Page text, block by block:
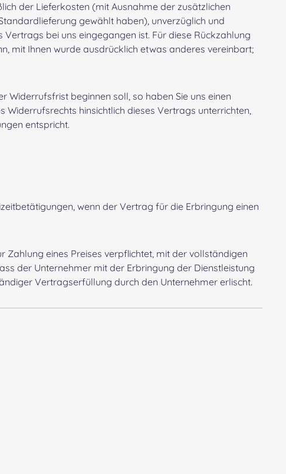
der Lieferkosten (mit Ausnahme der zusätzlichen
gewählt haben), unverzüglich und
bei uns eingegangen ist. Für diese Rückzahlung
mit Ihnen wurde ausdrücklich etwas anderes vereinbart;
Widerrufsfrist beginnen soll, so haben Sie uns einen
hinsichtlich dieses Vertrags unterrichten,
entspricht.
wenn der Vertrag für die Erbringung einen
eines Preises verpflichtet, mit der vollständigen
der Unternehmer mit der Erbringung der Dienstleistung
Vertragserfüllung durch den Unternehmer erlischt.